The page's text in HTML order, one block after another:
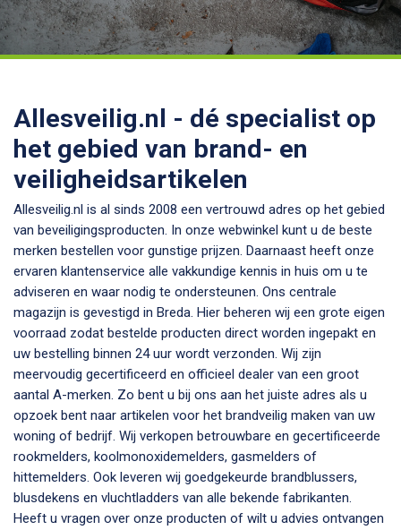
Allesveilig.nl - dé specialist op
het gebied van brand- en
veiligheidsartikelen
Allesveilig.nl is al sinds 2008 een vertrouwd adres op het gebied
van beveiligingsproducten. In onze webwinkel kunt u de beste
merken bestellen voor gunstige prijzen. Daarnaast heeft onze
ervaren klantenservice alle vakkundige kennis in huis om u te
adviseren en waar nodig te ondersteunen. Ons centrale
magazijn is gevestigd in Breda. Hier beheren wij een grote eigen
voorraad zodat bestelde producten direct worden ingepakt en
uw bestelling binnen 24 uur wordt verzonden. Wij zijn
meervoudig gecertificeerd en officieel dealer van een groot
aantal A-merken. Zo bent u bij ons aan het juiste adres als u
opzoek bent naar artikelen voor het brandveilig maken van uw
woning of bedrijf. Wij verkopen betrouwbare en gecertificeerde
rookmelders, koolmonoxidemelders, gasmelders of
hittemelders. Ook leveren wij goedgekeurde brandblussers,
blusdekens en vluchtladders van alle bekende fabrikanten.
Heeft u vragen over onze producten of wilt u advies ontvangen